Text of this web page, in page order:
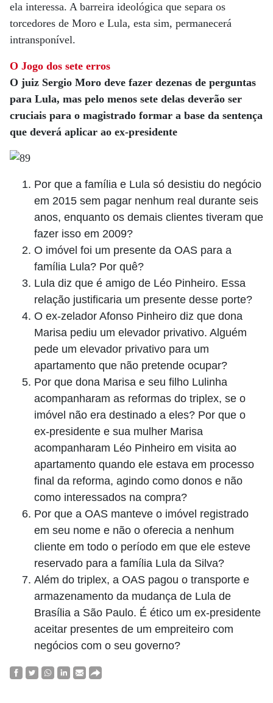
ela interessa. A barreira ideológica que separa os
torcedores de Moro e Lula, esta sim, permanecerá
intransponível.
O Jogo dos sete erros
O juiz Sergio Moro deve fazer dezenas de perguntas
para Lula, mas pelo menos sete delas deverão ser
cruciais para o magistrado formar a base da sentença
que deverá aplicar ao ex-presidente
Por que a família e Lula só desistiu do negócio
em 2015 sem pagar nenhum real durante seis
anos, enquanto os demais clientes tiveram que
fazer isso em 2009?
O imóvel foi um presente da OAS para a
família Lula? Por quê?
Lula diz que é amigo de Léo Pinheiro. Essa
relação justificaria um presente desse porte?
O ex-zelador Afonso Pinheiro diz que dona
Marisa pediu um elevador privativo. Alguém
pede um elevador privativo para um
apartamento que não pretende ocupar?
Por que dona Marisa e seu filho Lulinha
acompanharam as reformas do triplex, se o
imóvel não era destinado a eles? Por que o
ex-presidente e sua mulher Marisa
acompanharam Léo Pinheiro em visita ao
apartamento quando ele estava em processo
final da reforma, agindo como donos e não
como interessados na compra?
Por que a OAS manteve o imóvel registrado
em seu nome e não o oferecia a nenhum
cliente em todo o período em que ele esteve
reservado para a família Lula da Silva?
Além do triplex, a OAS pagou o transporte e
armazenamento da mudança de Lula de
Brasília a São Paulo. É ético um ex-presidente
aceitar presentes de um empreiteiro com
negócios com o seu governo?